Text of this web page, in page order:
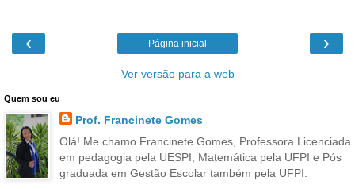
‹ ›
Página inicial
Ver versão para a web
Quem sou eu
Prof. Francinete Gomes
Olá! Me chamo Francinete Gomes, Professora Licenciada
em pedagogia pela UESPI, Matemática pela UFPI e Pós
graduada em Gestão Escolar também pela UFPI.